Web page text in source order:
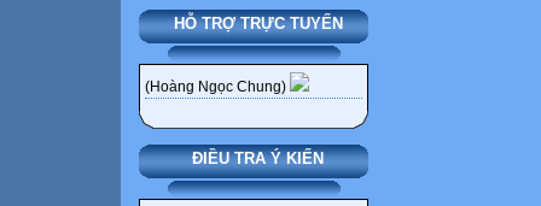
HỖ TRỢ TRỰC TUYẾN
(Hoàng Ngọc Chung)
ĐIỀU TRA Ý KIẾN